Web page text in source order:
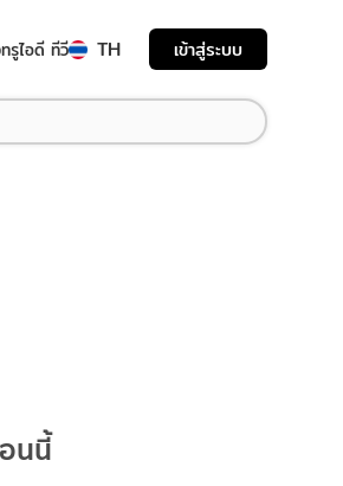
รูไอดี ทีวี TH เข้าสู่ระบบ
นนี้